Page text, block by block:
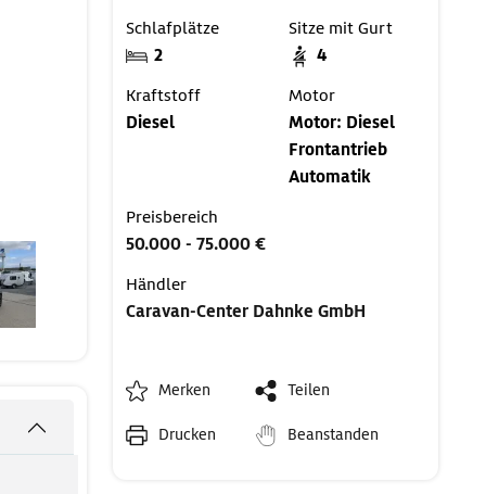
Schlafplätze
2
Sitze mit Gurt
4
Kraftstoff
Diesel
Motor
Motor: Diesel
Frontantrieb
Automatik
Preisbereich
50.000 - 75.000 €
Händler
Caravan-Center Dahnke GmbH
Merken Teilen
Drucken Beanstanden